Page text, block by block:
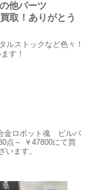
他パーツ
取！ありがとう
ルストックなど色々！
す！
ロボット魂 ビルバ
点～ ￥47800にて買
います。